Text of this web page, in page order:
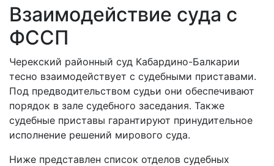
Взаимодействие суда с
ФССП
Черекский районный суд Кабардино-Балкарии
тесно взаимодействует с судебными приставами.
Под предводительством судьи они обеспечивают
порядок в зале судебного заседания. Также
судебные приставы гарантируют принудительное
исполнение решений мирового суда.
Ниже представлен список отделов судебных